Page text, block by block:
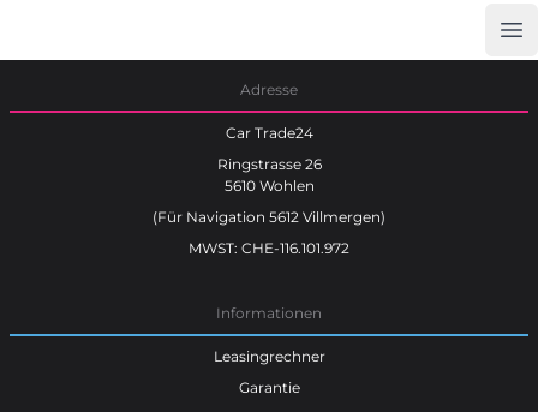
Adresse
Car Trade24
Ringstrasse 26
5610 Wohlen
(Für Navigation 5612 Villmergen)
MWST: CHE-116.101.972
Informationen
Leasingrechner
Garantie